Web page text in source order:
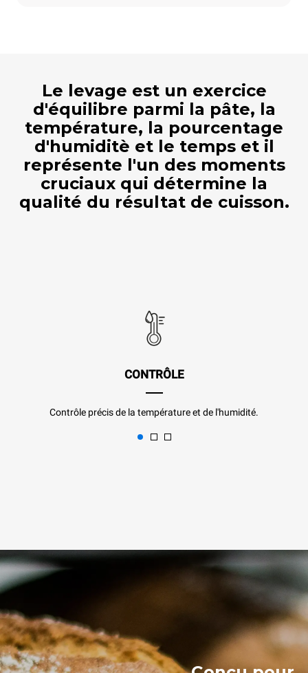
Le levage est un exercice
d'équilibre parmi la pâte, la
température, la pourcentage
d'humiditè et le temps et il
représente l'un des moments
cruciaux qui détermine la
qualité du résultat de cuisson.
CONTRÔLE
Contrôle précis de la température et de l'humidité.